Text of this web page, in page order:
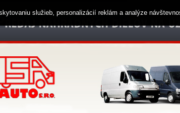
služieb, personalizácií reklám a analýze